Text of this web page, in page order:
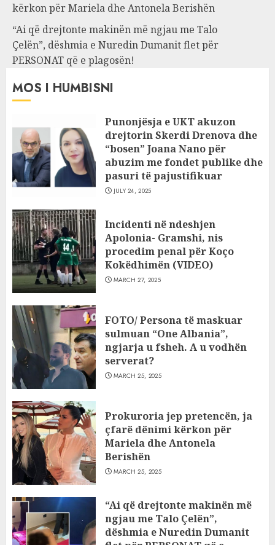
kërkon për Mariela dhe Antonela Berishën
“Ai që drejtonte makinën më ngjau me Talo
Çelën”, dëshmia e Nuredin Dumanit flet për
PERSONAT që e plagosën!
MOS I HUMBISNI
Punonjësja e UKT akuzon
drejtorin Skerdi Drenova dhe
“bosen” Joana Nano për
abuzim me fondet publike dhe
pasuri të pajustifikuar
JULY 24, 2025
Incidenti në ndeshjen
Apolonia- Gramshi, nis
procedim penal për Koço
Kokëdhimën (VIDEO)
MARCH 27, 2025
FOTO/ Persona të maskuar
sulmuan “One Albania”,
ngjarja u fsheh. A u vodhën
serverat?
MARCH 25, 2025
Prokuroria jep pretencën, ja
çfarë dënimi kërkon për
Mariela dhe Antonela
Berishën
MARCH 25, 2025
“Ai që drejtonte makinën më
ngjau me Talo Çelën”,
dëshmia e Nuredin Dumanit